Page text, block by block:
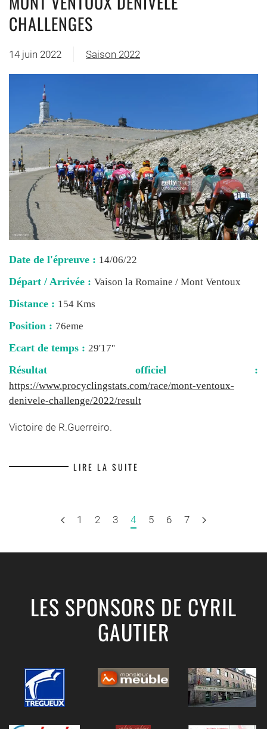
CHALLENGES
14 juin 2022 Saison 2022
Date de l'épreuve : 14/06/22
Départ / Arrivée : Vaison la Romaine / Mont Ventoux
Distance : 154 Kms
Position : 76eme
Ecart de temps : 29'17''
Résultat officiel :
https://www.procyclingstats.com/race/mont-ventoux-
denivele-challenge/2022/result
Victoire de R.Guerreiro.
LIRE LA SUITE
1 2 3 4 5 6 7
LES SPONSORS DE CYRIL
GAUTIER